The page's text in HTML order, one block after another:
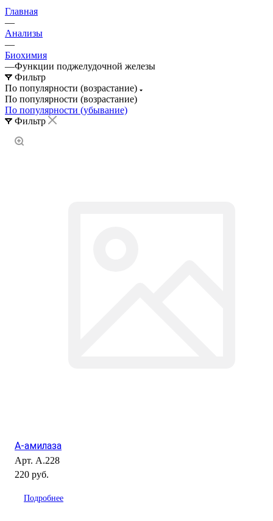
Главная
—
Анализы
—
Биохимия
—Функции поджелудочной железы
Фильтр
По популярности (возрастание)
По популярности (возрастание)
По популярности (убывание)
Фильтр
А-амилаза
Арт. А.228
220 руб.
Подробнее